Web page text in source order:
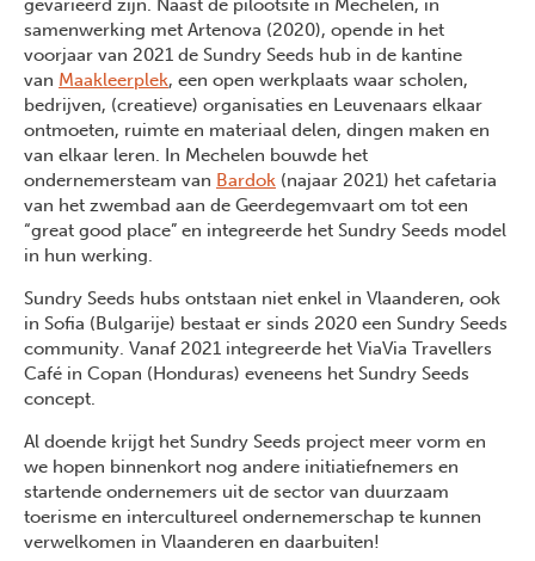
gevarieerd zijn. Naast de pilootsite in Mechelen, in
samenwerking met Artenova (2020), opende in het
voorjaar van 2021 de Sundry Seeds hub in de kantine
van Maakleerplek, een open werkplaats waar scholen,
bedrijven, (creatieve) organisaties en Leuvenaars elkaar
ontmoeten, ruimte en materiaal delen, dingen maken en
van elkaar leren. In Mechelen bouwde het
ondernemersteam van Bardok (najaar 2021) het cafetaria
van het zwembad aan de Geerdegemvaart om tot een
“great good place” en integreerde het Sundry Seeds model
in hun werking.
Sundry Seeds hubs ontstaan niet enkel in Vlaanderen, ook
in Sofia (Bulgarije) bestaat er sinds 2020 een Sundry Seeds
community. Vanaf 2021 integreerde het ViaVia Travellers
Café in Copan (Honduras) eveneens het Sundry Seeds
concept.
Al doende krijgt het Sundry Seeds project meer vorm en
we hopen binnenkort nog andere initiatiefnemers en
startende ondernemers uit de sector van duurzaam
toerisme en intercultureel ondernemerschap te kunnen
verwelkomen in Vlaanderen en daarbuiten!
Previous